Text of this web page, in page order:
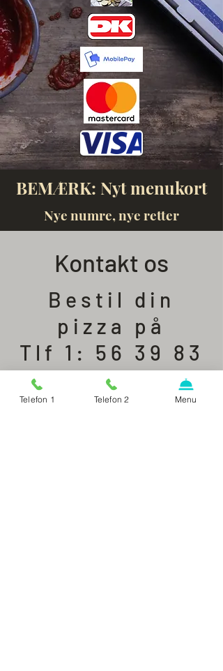
BEMÆRK: Nyt menukort
Nye numre, nye retter
Kontakt os
Bestil din
pizza på
Tlf 1: 56 39 83
76
Tlf 2: 56 39 83
Telefon 1 Telefon 2 Menu